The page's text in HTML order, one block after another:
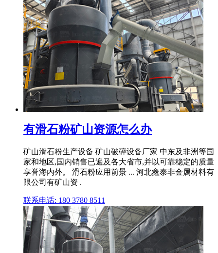
有滑石粉矿山资源怎么办
矿山滑石粉生产设备 矿山破碎设备厂家 中东及非洲等国
家和地区,国内销售已遍及各大省市,并以可靠稳定的质量
享誉海内外。 滑石粉应用前景 ... 河北鑫泰非金属材料有
限公司有矿山资 .
联系电话: 180 3780 8511